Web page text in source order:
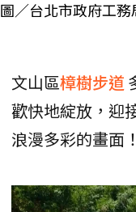
圖／台北市政府工
文山區樟樹步道
歡快地綻放，迎
浪漫多彩的畫面！